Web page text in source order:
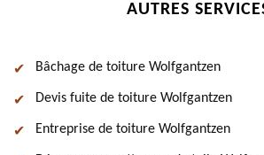
AUTRES
Bâchage de toiture Wolfgantzen
Devis fuite de toiture Wolfgantzen
Entreprise de toiture Wolfgantzen